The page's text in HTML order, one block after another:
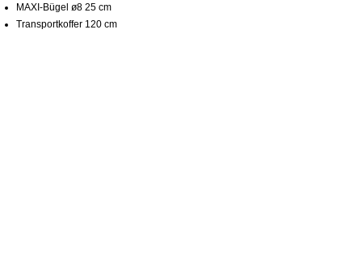
MAXI-Bügel ø8 25 cm
Transportkoffer 120 cm